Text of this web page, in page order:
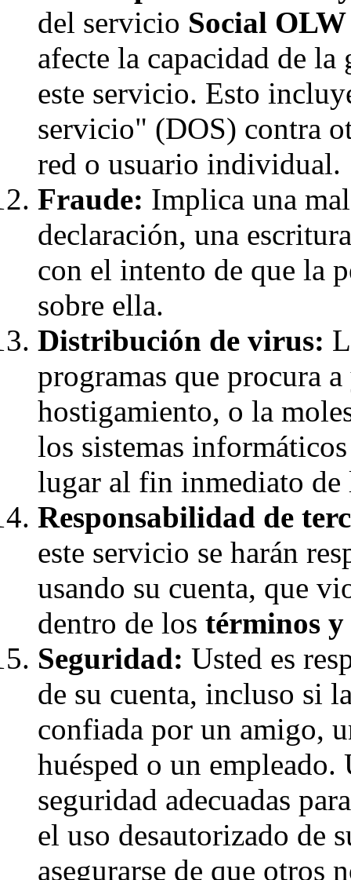
del servicio Social OLW
afecte la capacidad de
este servicio. Esto
servicio" (DOS) contra
red o usuario individual.
Fraude: Implica una
declaración, una
con el intento de que la
sobre ella.
Distribución de virus:
programas que procura
hostigamiento, o la
los sistemas
lugar al fin inmediato de
Responsabilidad de
este servicio se harán
usando su cuenta, que
dentro de los términos y
Seguridad: Usted es
de su cuenta, incluso si
confiada por un amigo,
huésped o un empleado.
seguridad adecuadas
el uso desautorizado de
asegurarse de que otros